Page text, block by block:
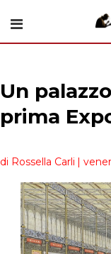
Un
prima
di Rossella Carli |